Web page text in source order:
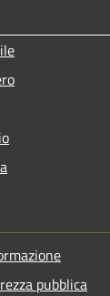
pubblica